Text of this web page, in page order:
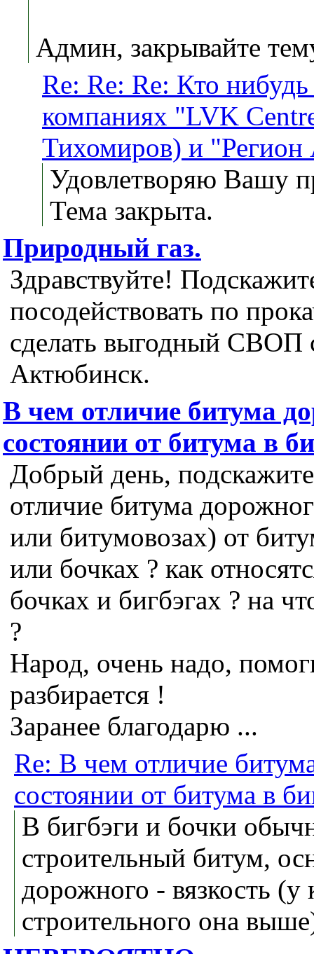
Админ, закрывайте
Re: Re: Re: Кто
компаниях "LVK
Тихомиров) и
Удовлетворяю Вашу
Тема закрыта.
Природный газ.
Здравствуйте!
посодействовать по
сделать выгодный СВОП
Актюбинск.
В чем отличие битума
состоянии от битума в
Добрый день,
отличие битума
или битумовозах) от
или бочках ? как
бочках и бигбэгах ? на
?
Народ, очень надо,
разбирается !
Заранее благодарю ...
Re: В чем отличие
состоянии от битума в
В бигбэги и бочки
строительный битум,
дорожного - вязкость (у
строительного она